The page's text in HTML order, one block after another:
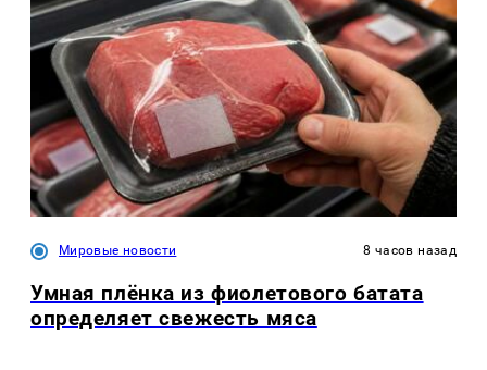
Мировые новости 8 часов назад
Умная плёнка из фиолетового батата
определяет свежесть мяса